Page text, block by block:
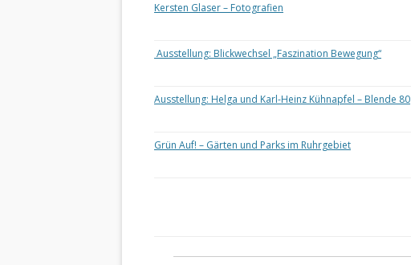
Kersten Glaser – Fotografien
Ausstellung: Blickwechsel „Faszination Bewegung“
Ausstellung: Helga und Karl-Heinz Kühnapfel – Blende 80
Grün Auf! – Gärten und Parks im Ruhrgebiet